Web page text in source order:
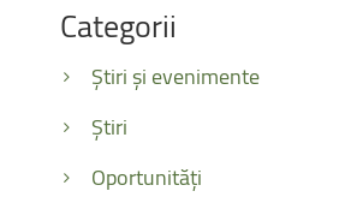
Categorii
Știri și evenimente
Știri
Oportunități